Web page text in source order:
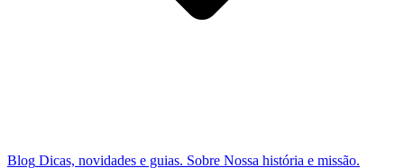
Blog Dicas, novidades e guias. Sobre Nossa história e missão.